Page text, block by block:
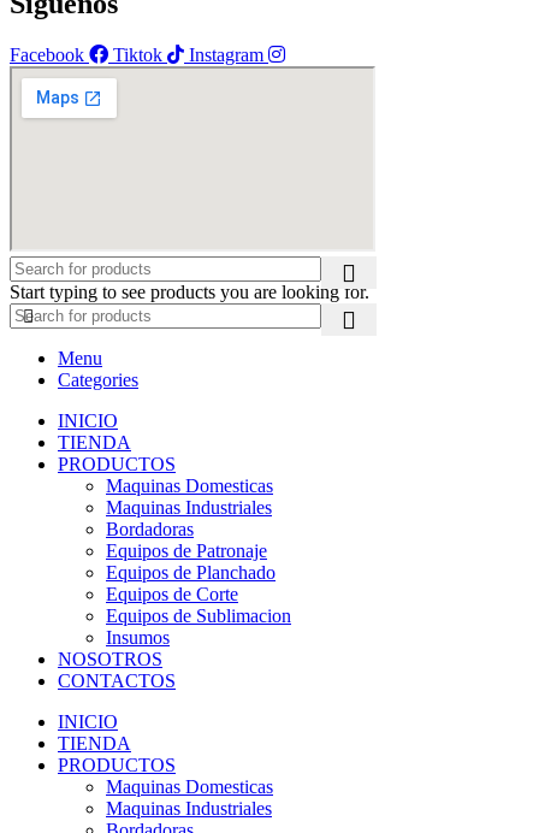
Facebook Tiktok Instagram
Start typing to see products you are looking for.
Menu
Categories
INICIO
TIENDA
PRODUCTOS
Maquinas Domesticas
Maquinas Industriales
Bordadoras
Equipos de Patronaje
Equipos de Planchado
Equipos de Corte
Equipos de Sublimacion
Insumos
NOSOTROS
CONTACTOS
INICIO
TIENDA
PRODUCTOS
Maquinas Domesticas
Maquinas Industriales